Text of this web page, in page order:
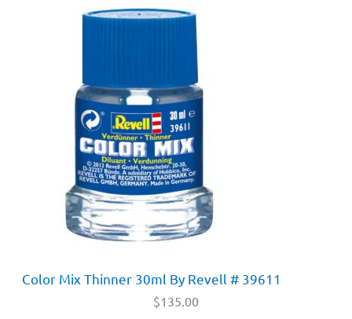
Color Mix Thinner 30ml By Revell # 39611
$135.00